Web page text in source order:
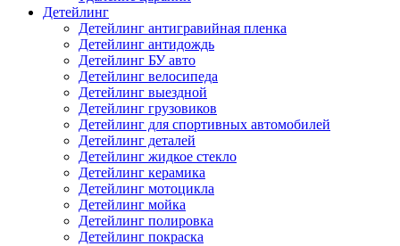
Детейлинг
Детейлинг антигравийная пленка
Детейлинг антидождь
Детейлинг БУ авто
Детейлинг велосипеда
Детейлинг выездной
Детейлинг грузовиков
Детейлинг для спортивных автомобилей
Детейлинг деталей
Детейлинг жидкое стекло
Детейлинг керамика
Детейлинг мотоцикла
Детейлинг мойка
Детейлинг полировка
Детейлинг покраска